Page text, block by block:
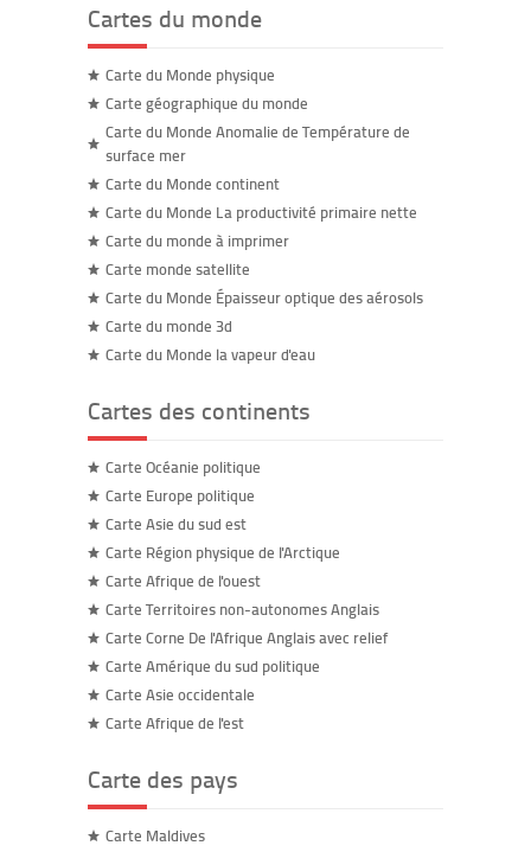
Cartes du monde
Carte du Monde physique
Carte géographique du monde
Carte du Monde Anomalie de Température de
surface mer
Carte du Monde continent
Carte du Monde La productivité primaire nette
Carte du monde à imprimer
Carte monde satellite
Carte du Monde Épaisseur optique des aérosols
Carte du monde 3d
Carte du Monde la vapeur d'eau
Cartes des continents
Carte Océanie politique
Carte Europe politique
Carte Asie du sud est
Carte Région physique de l'Arctique
Carte Afrique de l'ouest
Carte Territoires non-autonomes Anglais
Carte Corne De l'Afrique Anglais avec relief
Carte Amérique du sud politique
Carte Asie occidentale
Carte Afrique de l'est
Carte des pays
Carte Maldives